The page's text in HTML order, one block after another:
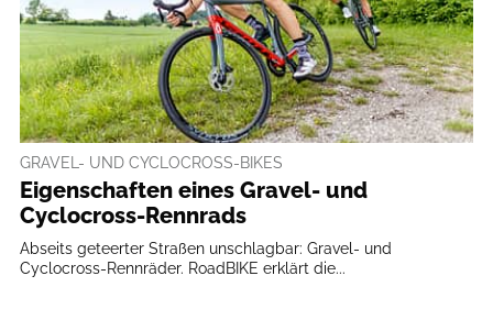
GRAVEL- UND CYCLOCROSS-BIKES
Eigenschaften eines Gravel- und
Cyclocross-Rennrads
Abseits geteerter Straßen unschlagbar: Gravel- und
Cyclocross-Rennräder. RoadBIKE erklärt die...